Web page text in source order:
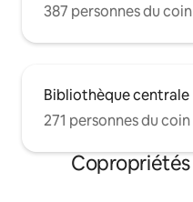
387 personnes du
Bibliothèque centrale
271 personnes du